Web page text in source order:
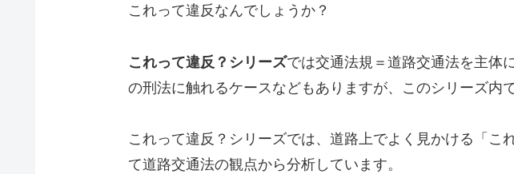
これって違反なんでしょうか？
これって違反？シリーズでは交通法規＝道路交通法を主体
の刑法に触れるケースなどもありますが、このシリーズ内
これって違反？シリーズでは、道路上でよく見かける「
て道路交通法の観点から分析しています。